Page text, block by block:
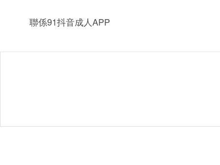
聯係91抖音成人APP